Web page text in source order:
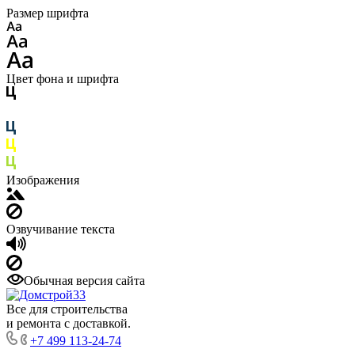
Размер шрифта
Цвет фона и шрифта
Изображения
Озвучивание текста
Обычная версия сайта
Все для строительства
и ремонта с доставкой.
+7 499 113-24-74